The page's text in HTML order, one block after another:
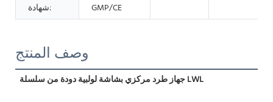
شهادة: GMP/CE
وصف المنتج
جهاز طرد مركزي بشاشة لولبية دودة من سلسلة LWL